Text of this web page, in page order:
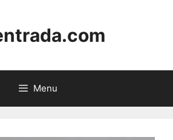
Menu